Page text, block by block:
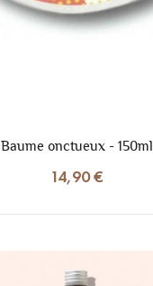
Baume onctueux - 150ml
14,90 €